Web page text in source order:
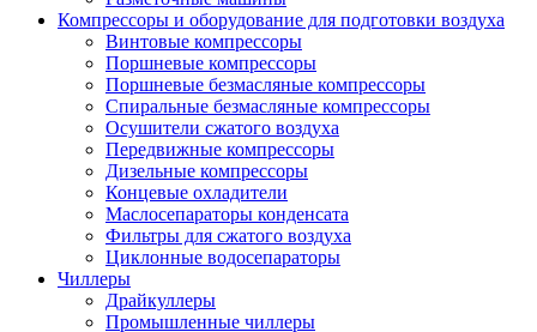
Компрессоры и оборудование для подготовки воздуха
Винтовые компрессоры
Поршневые компрессоры
Поршневые безмасляные компрессоры
Спиральные безмасляные компрессоры
Осушители сжатого воздуха
Передвижные компрессоры
Дизельные компрессоры
Концевые охладители
Маслосепараторы конденсата
Фильтры для сжатого воздуха
Циклонные водосепараторы
Чиллеры
Драйкуллеры
Промышленные чиллеры